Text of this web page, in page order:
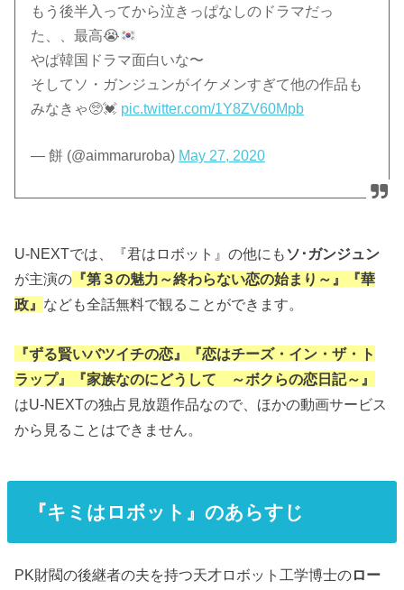
もう後半入ってから泣きっぱなしのドラマだっ
た、、最高😭
やぱ韓国ドラマ面白いな〜
そしてソ・ガンジュンがイケメンすぎて他の作品も
みなきゃ🥺💓 pic.twitter.com/1Y8ZV60Mpb
— 餅 (@aimmaruroba) May 27, 2020
U-NEXTでは、『君はロボット』の他にも ソ･ガンジュン
が主演の 『第３の魅力～終わらない恋の始まり～』『華
政』 なども全話無料で観ることができます。
『ずる賢いバツイチの恋』『恋はチーズ・イン・ザ・ト
ラップ』『家族なのにどうして ～ボクらの恋日記～』
はU-NEXTの独占見放題作品なので、ほかの動画サービス
から見ることはできません。
『キミはロボット』のあらすじ
PK財閥の後継者の夫を持つ天才ロボット工学博士のロー